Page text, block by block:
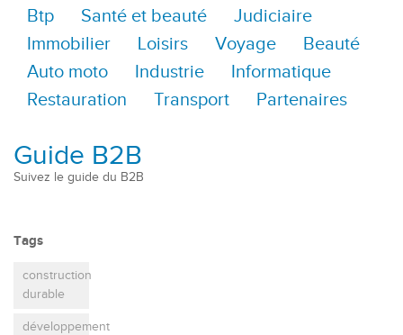
Btp
Santé et beauté
Judiciaire
Immobilier
Loisirs Voyage
Beauté
Auto moto
Industrie
Informatique
Restauration
Transport Partenaires
Guide B2B
Suivez le guide du B2B
Tags
construction
durable
développement